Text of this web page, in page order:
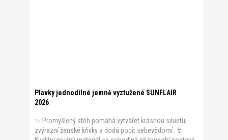
Plavky jednodílné jemně vyztužené SUNFLAIR
2026
✨ Promyšlený střih pomáhá vytvářet krásnou siluetu,
zvýrazní ženské křivky a dodá pocit sebevědomí. 👙